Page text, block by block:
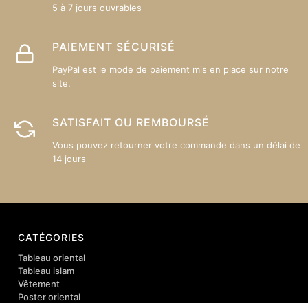
5 à 7 jours ouvrables
PAIEMENT SÉCURISÉ
PayPal est le mode de paiement mis en place sur notre
site.
SATISFAIT OU REMBOURSÉ
Vous pouvez retourner votre commande dans un délai de
14 jours
CATÉGORIES
Tableau oriental
Tableau islam
Vêtement
Poster oriental